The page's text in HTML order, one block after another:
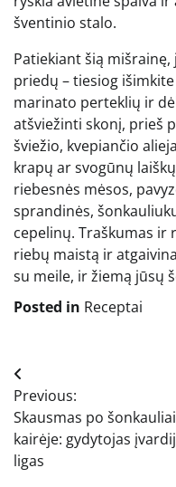
šventinio stalo.
Patiekiant šią
priedų – tiesiog
marinato perteklių ir
atšviežinti skonį, prieš
šviežio, kvepiančio
krapų ar svogūnų
riebesnės mėsos,
sprandinės,
cepelinų. Traškumas ir
riebų maistą ir
su meile, ir žiemą jūsų
Posted in Receptai
Navigacija
tarp
įrašų
Previous:
Skausmas po
kairėje: gydytojas
ligas